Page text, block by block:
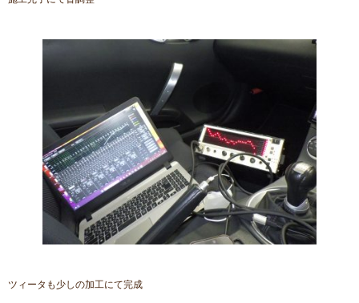
ツィータも少しの加工にて完成